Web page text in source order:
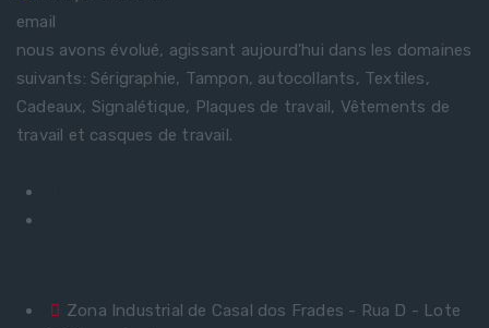
nous avons évolué, agissant aujourd'hui dans les domaines
suivants: Sérigraphie, Tampon, autocollants, Textiles,
Cadeaux, Signalétique, Plaques de travail, Vêtements de
travail et casques de travail.
Zona Industrial de Casal dos Frades - Rua D - Lote